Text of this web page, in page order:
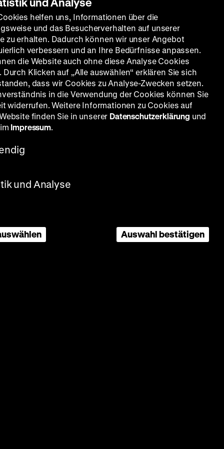
Suchen
2016 2015 2014
2004 2001 2000
helfen uns, Informationen über die
und das Besucherverhalten auf unserer
zu erhalten. Dadurch können wir unser Angebot
verbessern und an Ihre Bedürfnisse anpassen.
die Website auch ohne diese Analyse Cookies
Durch Klicken auf „Alle auswählen“ erklären Sie sich
dass wir Cookies zu Analyse-Zwecken setzen.
in die Verwendung der Cookies können Sie
widerrufen. Weitere Informationen zu Cookies auf
finden Sie in unserer Datenschutzerklärung und
Impressum.
und Analyse
Auswahl bestätigen